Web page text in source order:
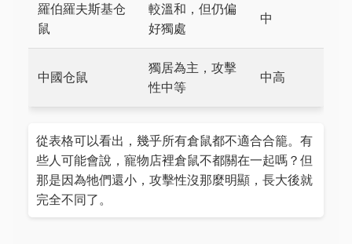
羅伯羅夫斯基仓
鼠
較溫和，但仍偏
好獨處
中
中國仓鼠
獨居為主，攻擊
性中等
中高
從表格可以看出，幾乎所有倉鼠都不適合合籠。有
些人可能會說，寵物店裡倉鼠不都關在一起嗎？但
那是因為牠們還小，攻擊性沒那麼明顯，長大後就
完全不同了。